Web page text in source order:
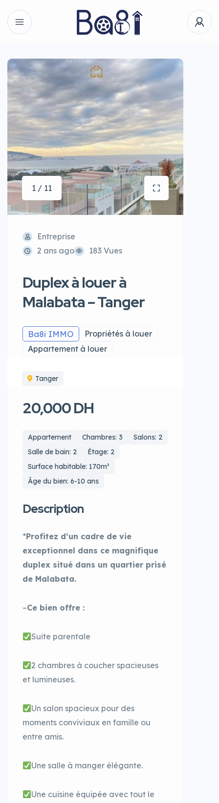
1 / 11
Entreprise
2 ans ago
183 Vues
Duplex à louer à
Malabata – Tanger
Ba8i IMMO
Propriétés à louer
Appartement à louer
Tanger
20,000 DH
Appartement Chambres: 3
Salons: 2
Salle de bain: 2
Étage: 2
Surface habitable: 170m²
Âge du bien: 6-10 ans
Description
*Profitez d’un cadre de vie
exceptionnel dans ce magnifique
duplex situé dans un quartier prisé
de Malabata.
–Ce bien offre :
Suite parentale
2 chambres à coucher spacieuses
et lumineuses.
Un salon spacieux pour des
moments conviviaux en famille ou
entre amis.
Une salle à manger élégante.
Une cuisine équipée avec tout le